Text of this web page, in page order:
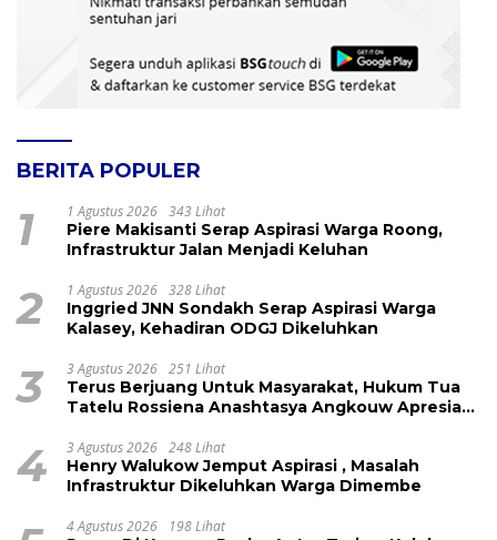
BERITA POPULER
1 1 Agustus 2026 343 Lihat
Piere Makisanti Serap Aspirasi Warga Roong,
Infrastruktur Jalan Menjadi Keluhan
2 1 Agustus 2026 328 Lihat
Inggried JNN Sondakh Serap Aspirasi Warga
Kalasey, Kehadiran ODGJ Dikeluhkan
3 3 Agustus 2026 251 Lihat
Terus Berjuang Untuk Masyarakat, Hukum Tua
Tatelu Rossiena Anashtasya Angkouw Apresiasi
4 3 Agustus 2026 248 Lihat
Henry Walukow Jemput Aspirasi , Masalah
Infrastruktur Dikeluhkan Warga Dimembe
4 Agustus 2026 198 Lihat